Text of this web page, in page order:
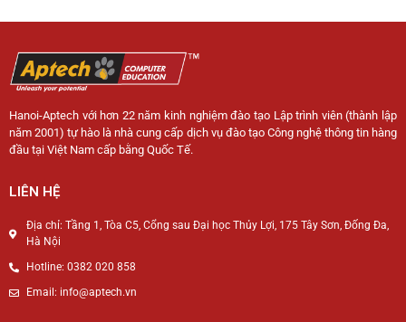
Hanoi-Aptech với hơn 22 năm kinh nghiệm đào tạo Lập trình viên (thành lập
năm 2001) tự hào là nhà cung cấp dịch vụ đào tạo Công nghệ thông tin hàng
đầu tại Việt Nam cấp bằng Quốc Tế.
LIÊN HỆ
Địa chỉ: Tầng 1, Tòa C5, Cổng sau Đại học Thủy Lợi, 175 Tây Sơn, Đống Đa,
Hà Nội
Hotline: 0382 020 858
Email: info@aptech.vn